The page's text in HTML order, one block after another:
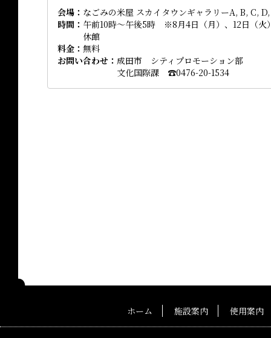
会場
なごみの米屋 スカイタウンギャラリーA, B, C,
時間
午前10時～午後5時 ※8月4日（月）、12日（火
休館
料金
無料
お問い合わせ
成田市 シティプロモーション部
文化国際課 ☎0476-20-1534
ホーム 施設案内 使用案内